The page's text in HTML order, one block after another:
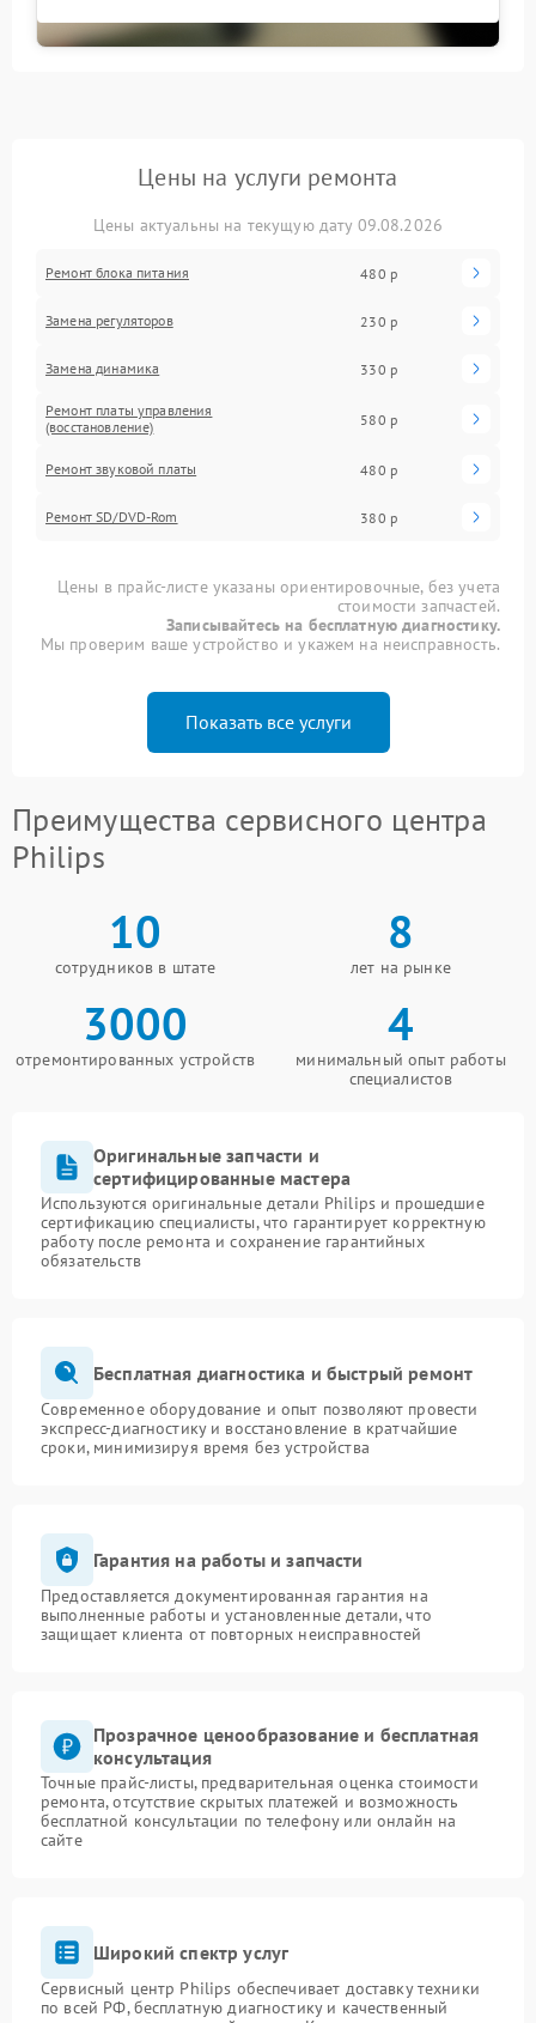
Цены на услуги ремонта
Цены актуальны на текущую дату 09.08.2026
Ремонт блока питания 480 р
Замена регуляторов 230 р
Замена динамика 330 р
Ремонт платы управления
(восстановление)
580 р
Ремонт звуковой платы 480 р
Ремонт SD/DVD-Rom 380 р
Цены в прайс-листе указаны ориентировочные, без учета
стоимости запчастей.
Записывайтесь на бесплатную диагностику.
Мы проверим ваше устройство и укажем на неисправность.
Показать все услуги
Преимущества сервисного центра
Philips
10
сотрудников в штате
8
лет на рынке
3000
отремонтированных устройств
4
минимальный опыт работы
специалистов
Оригинальные запчасти и
сертифицированные мастера
Используются оригинальные детали Philips и прошедшие
сертификацию специалисты, что гарантирует корректную
работу после ремонта и сохранение гарантийных
обязательств
Бесплатная диагностика и быстрый ремонт
Современное оборудование и опыт позволяют провести
экспресс-диагностику и восстановление в кратчайшие
сроки, минимизируя время без устройства
Гарантия на работы и запчасти
Предоставляется документированная гарантия на
выполненные работы и установленные детали, что
защищает клиента от повторных неисправностей
Прозрачное ценообразование и бесплатная
консультация
Точные прайс-листы, предварительная оценка стоимости
ремонта, отсутствие скрытых платежей и возможность
бесплатной консультации по телефону или онлайн на
сайте
Широкий спектр услуг
Сервисный центр Philips обеспечивает доставку техники
по всей РФ, бесплатную диагностику и качественный